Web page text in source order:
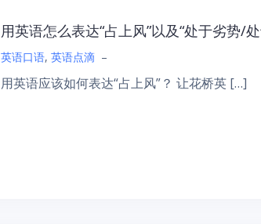
用英语怎么表达“占上风”以及“处于劣势/
英语口语, 英语点滴 –
用英语应该如何表达“占上风”？ 让花桥英 […]